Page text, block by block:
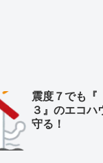
震度７でも『
３』のエコハ
守る！